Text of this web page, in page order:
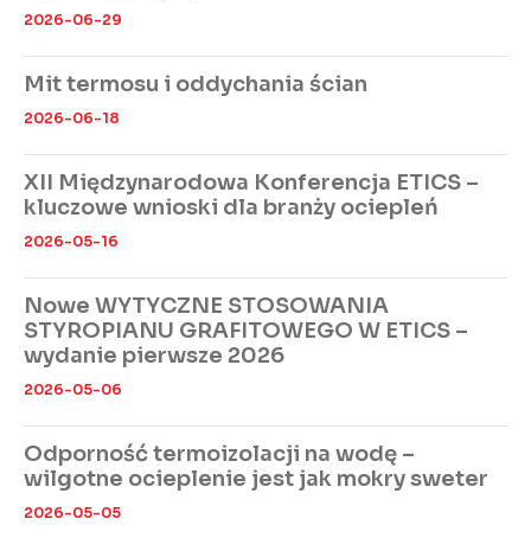
2026-06-29
Mit termosu i oddychania ścian
2026-06-18
XII Międzynarodowa Konferencja ETICS –
kluczowe wnioski dla branży ociepleń
2026-05-16
Nowe WYTYCZNE STOSOWANIA
STYROPIANU GRAFITOWEGO W ETICS –
wydanie pierwsze 2026
2026-05-06
Odporność termoizolacji na wodę –
wilgotne ocieplenie jest jak mokry sweter
2026-05-05